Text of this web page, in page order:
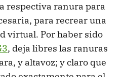
respectiva ranura para
para recrear una
virtual. Por haber sido
, deja libres las ranuras
y altavoz; y claro que